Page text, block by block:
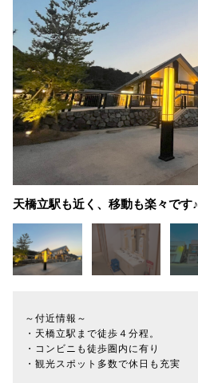
天橋立駅も近く、移動も楽々です♪
～付近情報～
・天橋立駅まで徒歩４分程。
・コンビニも徒歩圏内に有り
・観光スポット多数で休日も充実